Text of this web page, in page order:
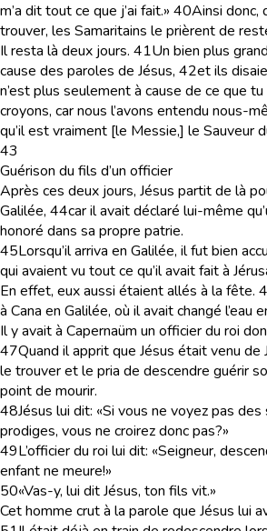
m’a dit tout ce que j’ai fait.» 40Ainsi donc,
trouver, les Samaritains le prièrent de
Il resta là deux jours. 41Un bien plus
cause des paroles de Jésus, 42et ils
n’est plus seulement à cause de ce que
croyons, car nous l’avons entendu nous-
qu’il est vraiment [le Messie,] le Sauveur
43
Guérison du fils d’un officier
Après ces deux jours, Jésus partit de là
Galilée, 44car il avait déclaré lui-même
honoré dans sa propre patrie.
45Lorsqu’il arriva en Galilée, il fut bien
qui avaient vu tout ce qu’il avait fait à
En effet, eux aussi étaient allés à la fête.
à Cana en Galilée, où il avait changé l’eau
Il y avait à Capernaüm un officier du roi
47Quand il apprit que Jésus était venu de
le trouver et le pria de descendre guérir
point de mourir.
48Jésus lui dit: «Si vous ne voyez pas
prodiges, vous ne croirez donc pas?»
49L’officier du roi lui dit: «Seigneur,
enfant ne meure!»
50«Vas-y, lui dit Jésus, ton fils vit.»
Cet homme crut à la parole que Jésus lui